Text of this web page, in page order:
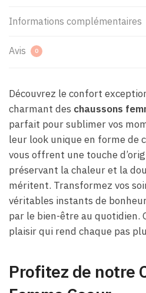
Informations complémentaires
Avis 0
Découvrez le confort
charmant des chaussons
parfait pour sublimer vos
leur look unique en forme de
vous offrent une touche
préservant la chaleur et la
méritent. Transformez vos
véritables instants de
par le bien-être au quotidien.
plaisir qui rend chaque pas
Profitez de notre